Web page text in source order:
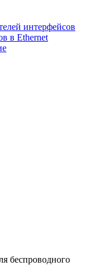
интерфейсов
в Ethernet